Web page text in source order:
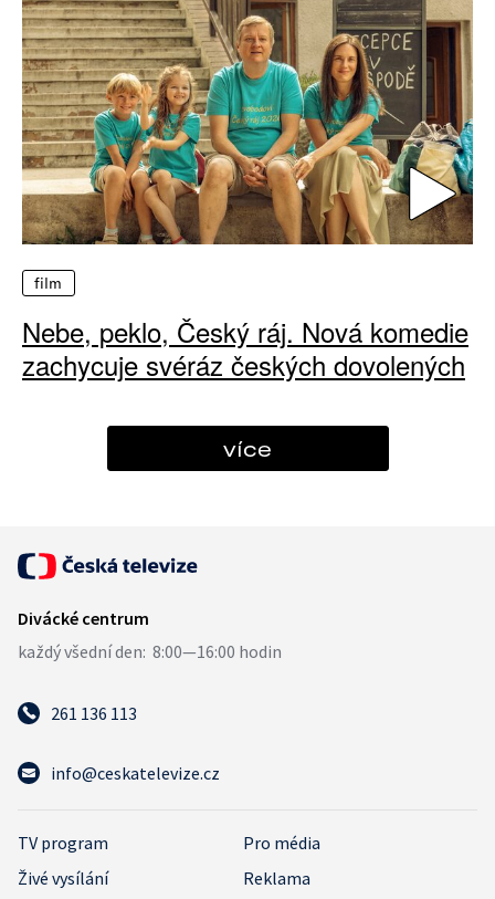
film
Nebe, peklo, Český ráj. Nová komedie
zachycuje svéráz českých dovolených
více
261 136 113
info@ceskatelevize.cz
TV program
Pro média
Živé vysílání
Reklama